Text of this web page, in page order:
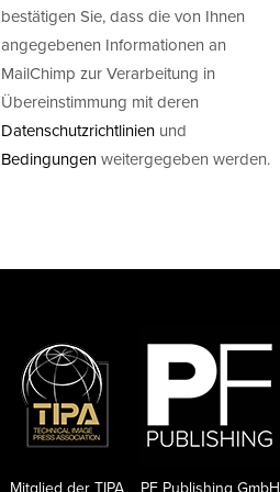
bestätigen Sie, dass die von Ihnen
angegebenen Informationen an
MailChimp zur Verarbeitung in
Übereinstimmung mit deren
Datenschutzrichtlinien und
Bedingungenweitergegeben werden.
PF Publishing GmbH
Mitglied der TIPA